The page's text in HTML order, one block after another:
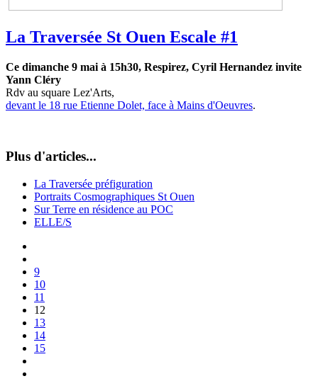
La Traversée St Ouen Escale #1
Ce dimanche 9 mai à 15h30, Respirez, Cyril Hernandez invite
Yann Cléry
Rdv au square Lez'Arts,
devant le 18 rue Etienne Dolet, face à Mains d'Oeuvres.
Plus d'articles...
La Traversée préfiguration
Portraits Cosmographiques St Ouen
Sur Terre en résidence au POC
ELLE/S
9
10
11
12
13
14
15